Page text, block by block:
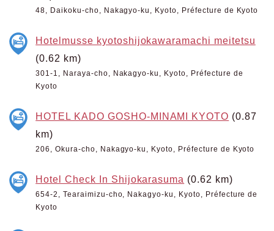
48, Daikoku-cho, Nakagyo-ku, Kyoto, Préfecture de Kyoto
Hotelmusse kyotoshijokawaramachi meitetsu
(0.62 km)
301-1, Naraya-cho, Nakagyo-ku, Kyoto, Préfecture de
Kyoto
HOTEL KADO GOSHO-MINAMI KYOTO (0.87
km)
206, Okura-cho, Nakagyo-ku, Kyoto, Préfecture de Kyoto
Hotel Check In Shijokarasuma (0.62 km)
654-2, Tearaimizu-cho, Nakagyo-ku, Kyoto, Préfecture de
Kyoto